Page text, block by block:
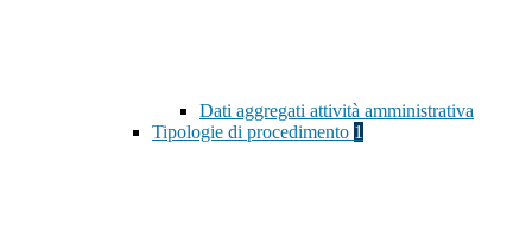
Dati aggregati attività amministrativa
Tipologie di procedimento 1